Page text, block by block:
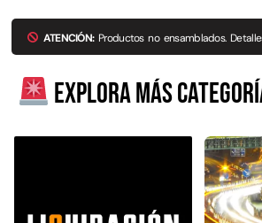
ATENCIÓN:Productos no ensamblados.
Explora más